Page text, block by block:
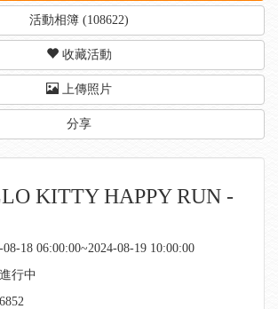
活動相簿 (108622)
收藏活動
上傳照片
分享
KITTY HAPPY RUN -
18 06:00:00~2024-08-19 10:00:00
行中